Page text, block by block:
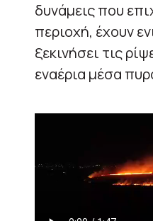
δυνάμεις που
περιοχή, έχουν
ξεκινήσει τις
εναέρια μέσα